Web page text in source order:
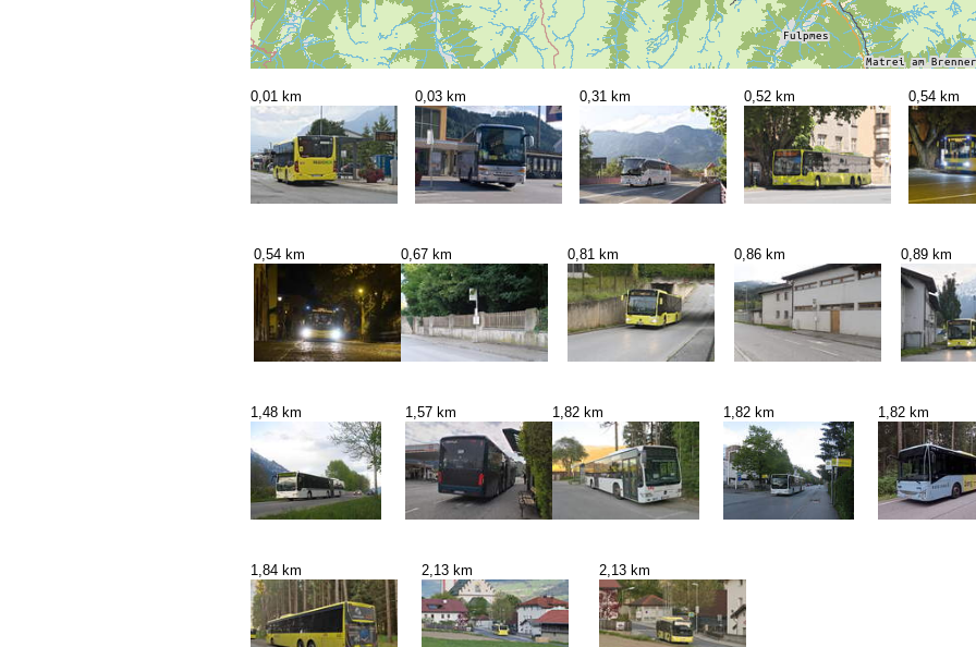
0,01 km 0,03 km 0,31 km 0,52 km 0,54 km
0,54 km 0,67 km 0,81 km 0,86 km 0,89 km
1,48 km 1,57 km 1,82 km 1,82 km 1,82 km
1,84 km 2,13 km 2,13 km